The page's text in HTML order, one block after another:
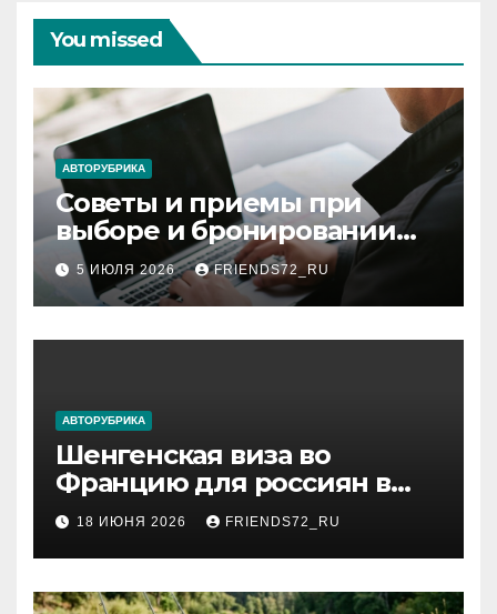
You missed
АВТОРУБРИКА
Советы и приемы при
выборе и бронировании
авиабилетов
5 ИЮЛЯ 2026 FRIENDS72_RU
АВТОРУБРИКА
Шенгенская виза во
Францию для россиян в
2026 году: сроки от 3 дней
и список необходимых
документов
18 ИЮНЯ 2026 FRIENDS72_RU